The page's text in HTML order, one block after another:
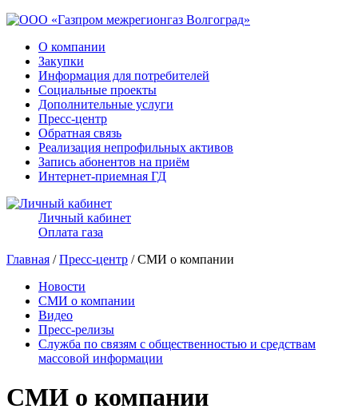
О компании
Закупки
Информация для потребителей
Социальные проекты
Дополнительные услуги
Пресс-центр
Обратная связь
Реализация непрофильных активов
Запись абонентов на приём
Интернет-приемная ГД
Личный кабинет
Оплата газа
Главная /Пресс-центр / СМИ о компании
Новости
СМИ о компании
Видео
Пресс-релизы
Служба по связям с общественностью и средствам
массовой информации
СМИ о компании